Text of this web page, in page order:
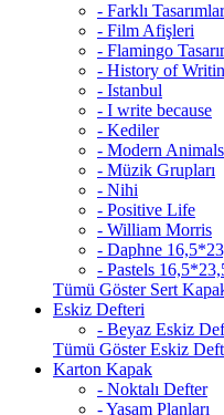
- Farklı Tasarımlar
- Film Afişleri
- Flamingo
- History of
- Istanbul
- I write because
- Kediler
- Modern Animals
- Müzik Grupları
- Nihi
- Positive Life
- William Morris
- Daphne
- Pastels
Tümü Göster Sert
Eskiz Defteri
- Beyaz Eskiz
Tümü Göster Eskiz
Karton Kapak
- Noktalı Defter
- Yaşam Planları